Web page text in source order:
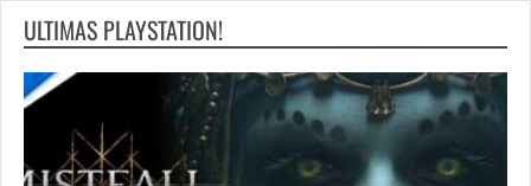
ULTIMAS PLAYSTATION!